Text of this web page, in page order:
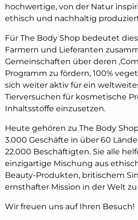
hochwertige, von der Natur
ethisch und nachhaltig
Für The Body Shop bedeutet
Farmern und Lieferanten
Gemeinschaften über deren
Programm zu fördern, 100%
sich weiter aktiv für ein
Tierversuchen für kosmetische
Inhaltsstoffe einzusetzen.
Heute gehören zu The Body
3.000 Geschäfte in über 60
22.000 Beschäftigten. Sie alle
einzigartige Mischung aus
Beauty-Produkten, britischem
ernsthafter Mission in der Welt
Wir freuen uns auf Ihren Besuch!